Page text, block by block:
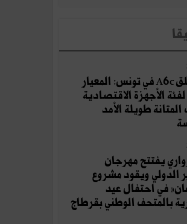
أوبو تطلق A6c في تونس: المعيار
الأجهزة الاقتصادية
طويلة الأمد
يفتتح مهرجان
الدولي ويقود مشروع
كمان» في احتفال عيد
بالمتحف الوطني بقرطاج